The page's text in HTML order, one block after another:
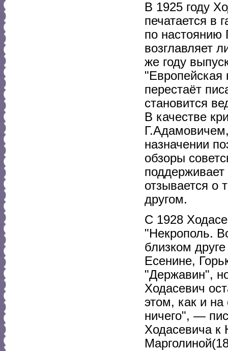
В 1925 году
печатается в
по
возглавляет
же году
"Европейская
перестаёт
становится
В качестве
назначении
обзоры
поддерживает
отзывается о
другом.
С 1928
"Некрополь.
близком
Есенине,
"Державин",
Ходасевич
этом, как и на
ничего", —
Ходасевича к